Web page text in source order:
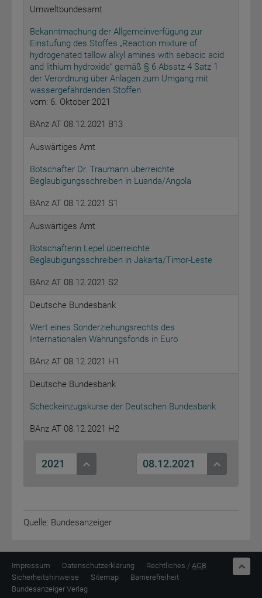
Umweltbundesamt
Bekanntmachung der Allgemeinverfügung zur
Einstufung des Stoffes „Reaction mixture of
hydrogenated tallow alkyl amines with sebacic acid
and lithium hydroxide“ gemäß § 6 Absatz 4 Satz 1
der Verordnung über Anlagen zum Umgang mit
wassergefährdenden Stoffen
vom: 6. Oktober 2021
BAnz AT 08.12.2021 B13
Auswärtiges Amt
Botschafter Dr. Traumann überreichte
Beglaubigungsschreiben in Luanda/Angola
BAnz AT 08.12.2021 S1
Auswärtiges Amt
Botschafterin Lepel überreichte
Beglaubigungsschreiben in Jakarta/Timor-Leste
BAnz AT 08.12.2021 S2
Deutsche Bundesbank
Wert eines Sonderziehungsrechts des
Internationalen Währungsfonds in Euro
BAnz AT 08.12.2021 H1
Deutsche Bundesbank
Scheckeinzugskurse der Deutschen Bundesbank
BAnz AT 08.12.2021 H2
2021 08.12.2021
Quelle: Bundesanzeiger
Impressum Datenschutzerklärung Rechtliches / AGB
Sicherheitshinweise
Sitemap
Barrierefreiheit
Bundesanzeiger Verlag
nach